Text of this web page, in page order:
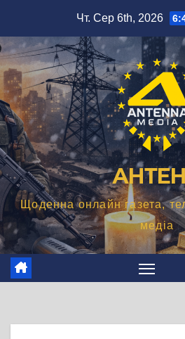
вмісту
Чт. Сер 6th, 2026
Щоденна онлайн газета,
медіа